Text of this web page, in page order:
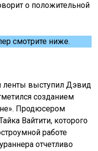
о положительной
смотрите ниже.
ленты выступил Дэвид
созданием
Продюсером
Вайтити, которого
работе
отчетливо